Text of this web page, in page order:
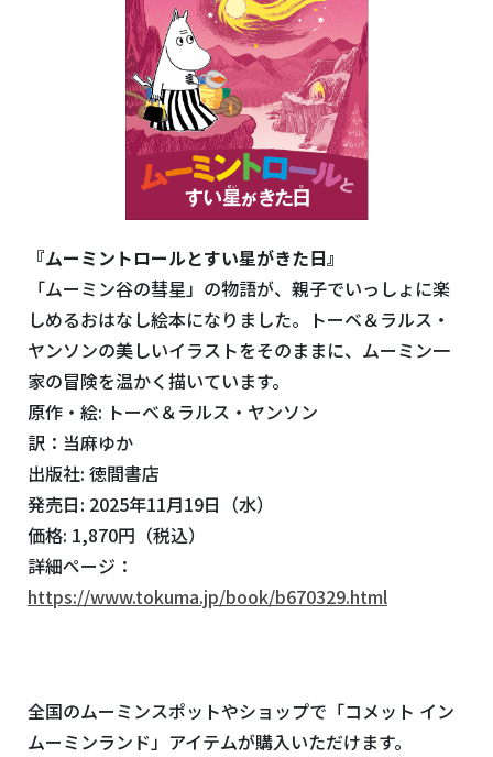
『ムーミントロールとすい星がきた日』
「ムーミン谷の彗星」の物語が、親子でいっしょに楽
しめるおはなし絵本になりました。トーベ＆ラルス・
ヤンソンの美しいイラストをそのままに、ムーミン一
家の冒険を温かく描いています。
原作・絵: トーベ＆ラルス・ヤンソン
訳：当麻ゆか
出版社: 徳間書店
発売日: 2025年11月19日（水）
価格: 1,870円（税込）
詳細ページ：
https://www.tokuma.jp/book/b670329.html
全国のムーミンスポットやショップで「コメット イン
ムーミンランド」アイテムが購入いただけます。